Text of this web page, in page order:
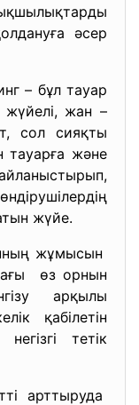
әсер
бұл тауар
жүйелі, жан –
сол сияқты
тауарға және
жүйе.
жұмысын
өз орнын
арқылы
қабілетін
тетік